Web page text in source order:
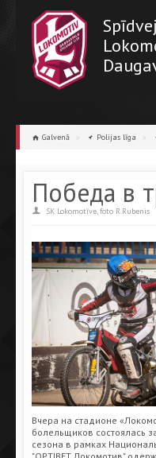
Galvenā » Polijas līga »
Победа в
SK Lokomotīve, foto R.Rubenis
Вчера на стадионе
болельщиков состоялась
сезона в рамках